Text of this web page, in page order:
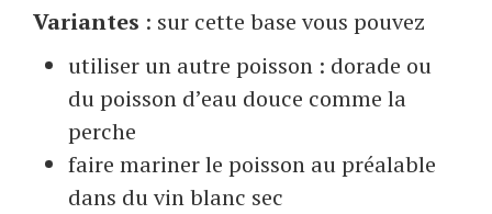
Variantes : sur cette base vous pouvez
utiliser un autre poisson : dorade ou
du poisson d’eau douce comme la
perche
faire mariner le poisson au préalable
dans du vin blanc sec